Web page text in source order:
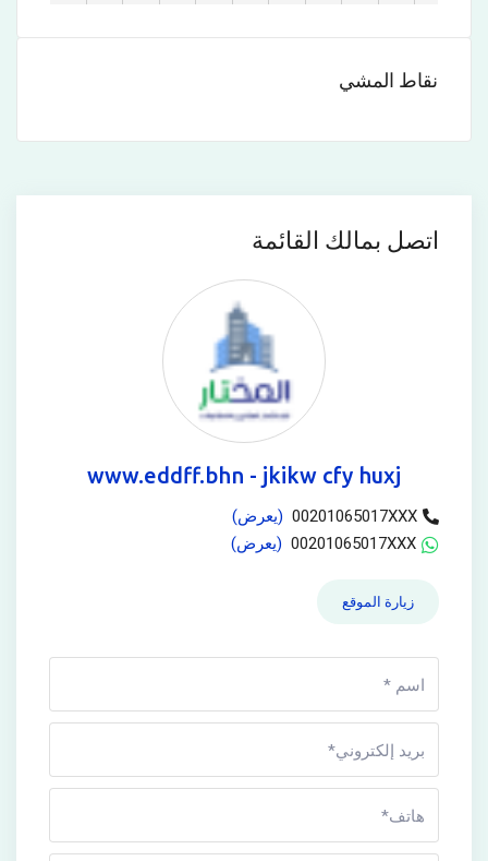
نقاط المشي
اتصل بمالك القائمة
www.eddff.bhn - jkikw cfy huxj
00201065017XXX (يعرض)
00201065017XXX (يعرض)
زيارة الموقع